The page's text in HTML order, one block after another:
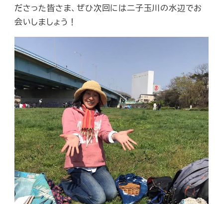
ださった皆さま、ぜひ次回には二子玉川の水辺でお
会いしましょう！